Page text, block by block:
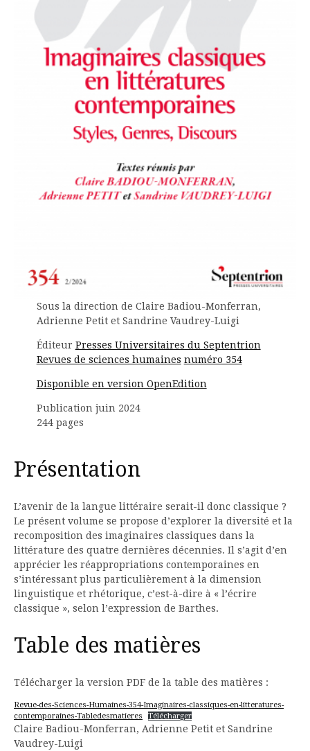
Sous la direction de Claire Badiou-Monferran,
Adrienne Petit et Sandrine Vaudrey-Luigi
Éditeur Presses Universitaires du Septentrion
Revues de sciences humaines numéro 354
Disponible en version OpenEdition
Publication juin 2024
244 pages
Présentation
L’avenir de la langue littéraire serait-il donc classique ?
Le présent volume se propose d’explorer la diversité et la
recomposition des imaginaires classiques dans la
littérature des quatre dernières décennies. Il s’agit d’en
apprécier les réappropriations contemporaines en
s’intéressant plus particulièrement à la dimension
linguistique et rhétorique, c’est-à-dire à « l’écrire
classique », selon l’expression de Barthes.
Table des matières
Télécharger la version PDF de la table des matières :
Revue-des-Sciences-Humaines-354-Imaginaires-classiques-en-litteratures-
contemporaines-Tabledesmatieres
Télécharger
Claire Badiou-Monferran, Adrienne Petit et Sandrine
Vaudrey-Luigi